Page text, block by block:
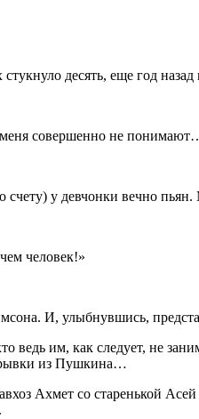
десять, еще год
совершенно не
у девчонки вечно
человек!»
И, улыбнувшись,
им, как следует, не
из Пушкина…
Ахмет со старенькой